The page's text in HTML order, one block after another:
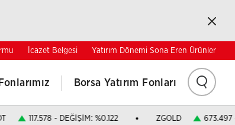
Kapat
İcazet Belgesi Yatırım Dönemi Sona Eren Ürünler
Borsa Yatırım Fonları Ara
117.578 - DEĞİŞİM: %0.122 ZGOLD 673.497